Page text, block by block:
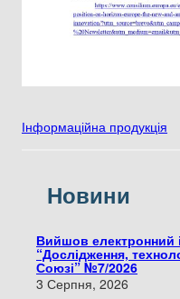
Інформаційна продукція
Новини
Вийшов електронний
“Дослідження,
Союзі” №7/2026
3 Серпня, 2026